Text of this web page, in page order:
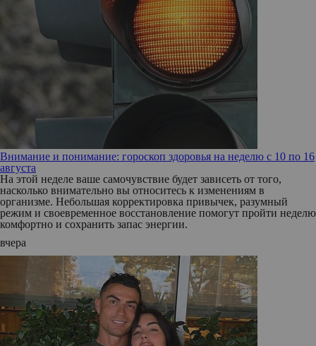
Внимание и понимание: гороскоп здоровья на неделю с 10 по 16
августа
На этой неделе ваше самочувствие будет зависеть от того,
насколько внимательно вы относитесь к изменениям в
организме. Небольшая корректировка привычек, разумный
режим и своевременное восстановление помогут пройти неделю
комфортно и сохранить запас энергии.
вчера